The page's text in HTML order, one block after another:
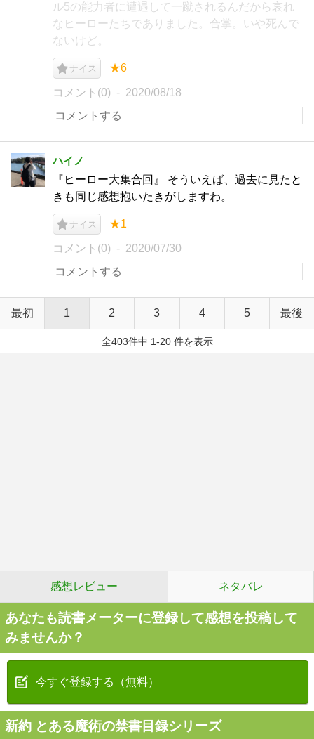
ル5の能力者に遭遇して一蹴されるんだから哀れ
なヒーローたちでありました。合掌。いや死んで
ないけど。
ナイス ★6
コメント(0) 2020/08/18
ハイノ
『ヒーロー大集合回』 そういえば、過去に見たと
きも同じ感想抱いたきがしますわ。
ナイス ★1
コメント(0) 2020/07/30
最初 1 2 3 4 5 最後
全403件中 1-20 件を表示
感想レビュー ネタバレ
あなたも読書メーターに登録して感想を投稿して
みませんか？
今すぐ登録する（無料）
新約 とある魔術の禁書目録シリーズ